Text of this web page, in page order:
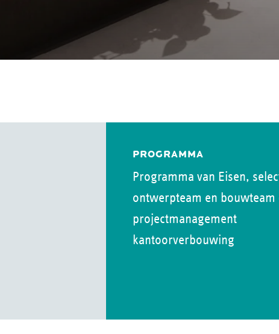
PROGRAMMA
Programma van Eisen,
ontwerpteam en bouwteam
projectmanagement
kantoorverbouwing